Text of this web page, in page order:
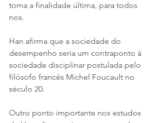
torna a finalidade última, para todos
nos.
Han afirma que a sociedade do
desempenho seria um contraponto à
sociedade disciplinar postulada pelo
filósofo francês Michel Foucault no
século 20.
Outro ponto importante nos estudos